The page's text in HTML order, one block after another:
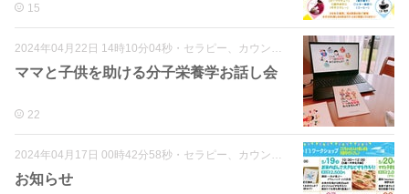
15
2024年04月22日 14時10分04秒 ・ セラピー、カウンセリング各種
ママと子供を助ける分子栄養学お話し会
22
2024年04月17日 00時42分58秒 ・ セラピー、カウンセリング各種
お知らせ